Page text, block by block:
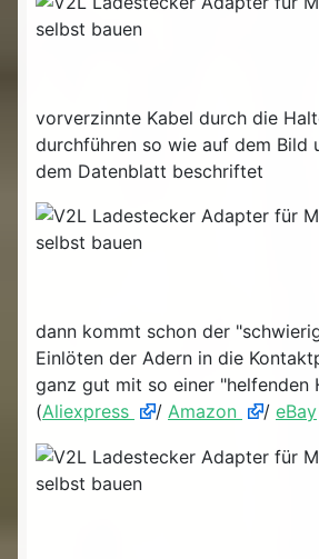
vorverzinnte Kabel durch die
durchführen so wie auf dem Bild
dem Datenblatt beschriftet
dann kommt schon der
Einlöten der Adern in die
ganz gut mit so einer "helfenden
(Aliexpress / Amazon / eBay